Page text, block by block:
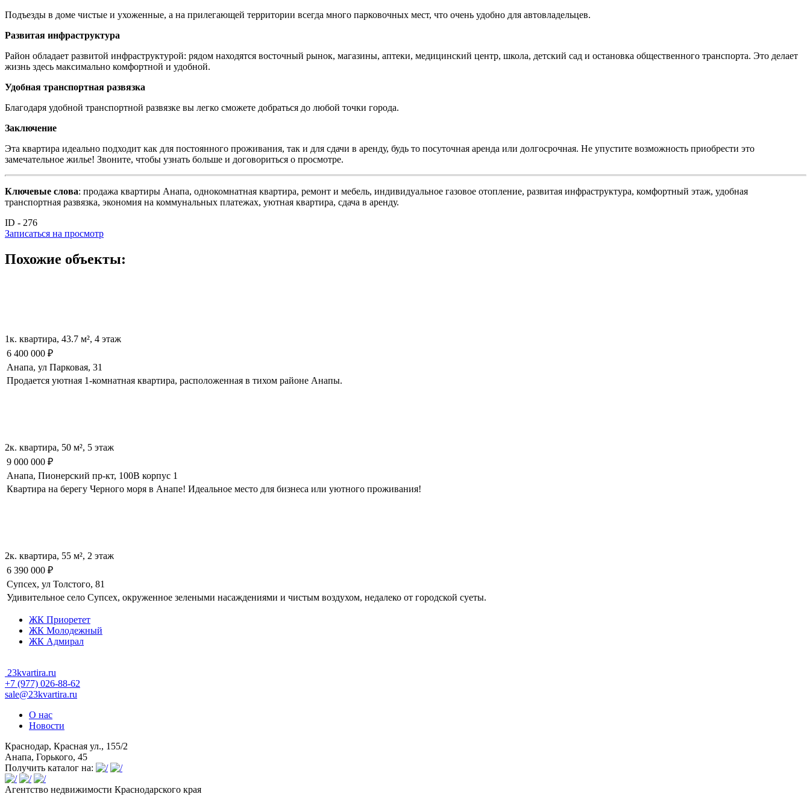
Подъезды в доме чистые и ухоженные, а на прилегающей территории всегда много парковочных мест, что очень удобно для автовладельцев.
Развитая инфраструктура
Район обладает развитой инфраструктурой: рядом находятся восточный рынок, магазины, аптеки, медицинский центр, школа, детский сад и остановка общественного транспорта. Это делает
жизнь здесь максимально комфортной и удобной.
Удобная транспортная развязка
Благодаря удобной транспортной развязке вы легко сможете добраться до любой точки города.
Заключение
Эта квартира идеально подходит как для постоянного проживания, так и для сдачи в аренду, будь то посуточная аренда или долгосрочная. Не упустите возможность приобрести это
замечательное жилье! Звоните, чтобы узнать больше и договориться о просмотре.
Ключевые слова: продажа квартиры Анапа, однокомнатная квартира, ремонт и мебель, индивидуальное газовое отопление, развитая инфраструктура, комфортный этаж, удобная
транспортная развязка, экономия на коммунальных платежах, уютная квартира, сдача в аренду.
ID - 276
Записаться на просмотр
Похожие объекты:
1к. квартира, 43.7 м², 4 этаж
6 400 000 ₽
Анапа, ул Парковая, 31
Продается уютная 1-комнатная квартира, расположенная в тихом районе Анапы.
2к. квартира, 50 м², 5 этаж
9 000 000 ₽
Анапа, Пионерский пр-кт, 100В корпус 1
Квартира на берегу Черного моря в Анапе! Идеальное место для бизнеса или уютного проживания!
2к. квартира, 55 м², 2 этаж
6 390 000 ₽
Супсех, ул Толстого, 81
Удивительное село Супсех, окруженное зелеными насаждениями и чистым воздухом, недалеко от городской суеты.
ЖК Приоретет
ЖК Молодежный
ЖК Адмирал
23kvartira.ru
+7 (977) 026-88-62
sale@23kvartira.ru
О нас
Новости
Краснодар, Красная ул., 155/2
Анапа, Горького, 45
Получить каталог на:
Агентство недвижимости Краснодарского края